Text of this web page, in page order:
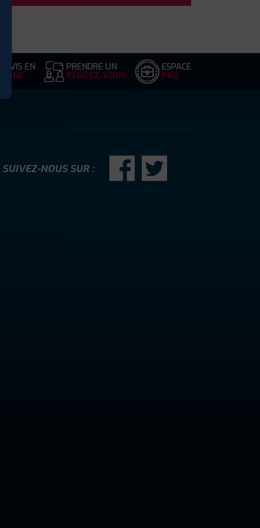
DEVIS EN
LIGNE
PRENDRE UN
RENDEZ-VOUS
ESPACE
PRO
SUIVEZ-NOUS SUR :